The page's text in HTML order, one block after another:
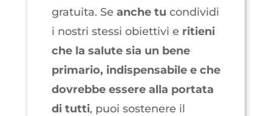
gratuita. Se anche tu condividi
i nostri stessi obiettivi e ritieni
che la salute sia un bene
primario, indispensabile e che
dovrebbe essere alla portata
di tutti, puoi sostenere il